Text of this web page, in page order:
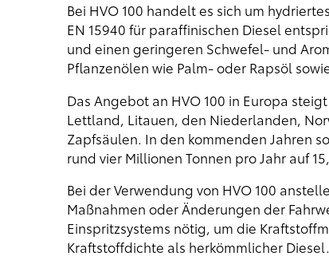
Bei HVO 100 handelt es sich um
EN 15940 für paraffinischen Diesel
und einen geringeren Schwefel- und
Pflanzenölen wie Palm- oder Rapsöl
Das Angebot an HVO 100 in Europa
Lettland, Litauen, den Niederlanden,
Zapfsäulen. In den kommenden Jahren
rund vier Millionen Tonnen pro Jahr auf
Bei der Verwendung von HVO 100
Maßnahmen oder Änderungen der
Einspritzsystems nötig, um die
Kraftstoffdichte als herkömmlicher Diesel.